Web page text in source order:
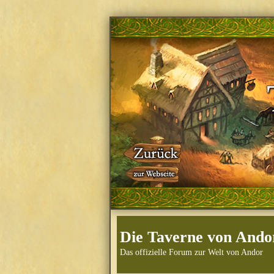
Die Taverne von
Das offizielle Forum zur Welt von Andor